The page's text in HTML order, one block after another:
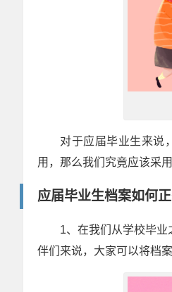
对于应届毕业生来说
用，那么我们究竟应该采
应届毕业生档案如何正
1、在我们从学校毕
伴们来说，大家可以将档